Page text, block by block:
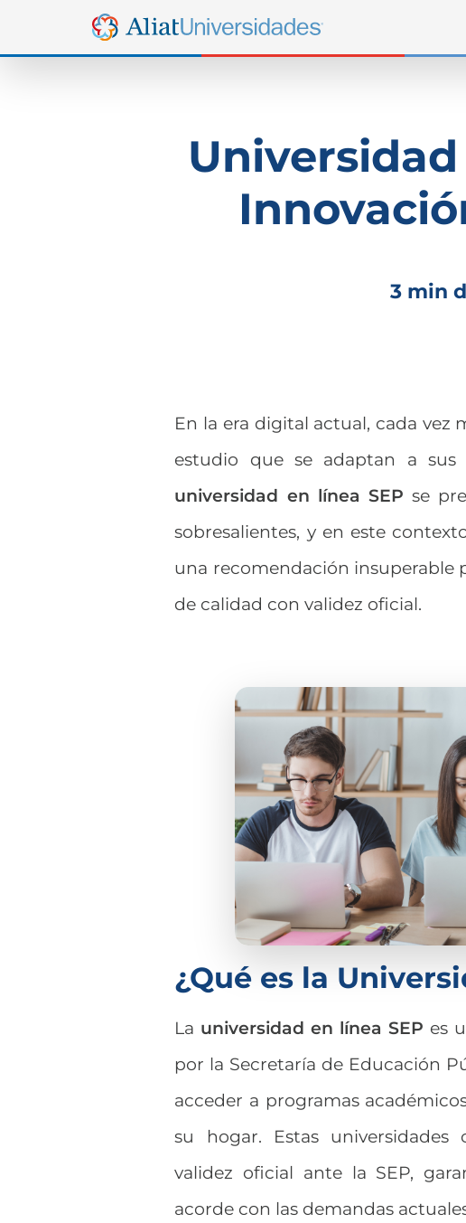
Universidad
3 min
En la era digital actual, cada vez
estudio que se adaptan a sus
universidad en línea SEP se
sobresalientes, y en este
una recomendación insuperable
de calidad con validez oficial.
¿Qué es la
La universidad en línea SEP es
por la Secretaría de Educación
acceder a programas
su hogar. Estas
validez oficial ante la SEP,
acorde con las demandas